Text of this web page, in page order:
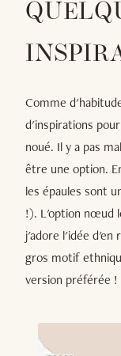
Comme
d'inspirations
noué. Il y a pas
être une option.
les épaules sont
!). L'option nœud
j'adore l'idée d'en
gros motif
version préférée !